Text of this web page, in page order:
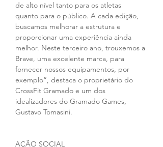
de alto nível tanto para os atletas
quanto para o público. A cada edição,
buscamos melhorar a estrutura e
proporcionar uma experiência ainda
melhor. Neste terceiro ano, trouxemos a
Brave, uma excelente marca, para
fornecer nossos equipamentos, por
exemplo”, destaca o proprietário do
CrossFit Gramado e um dos
idealizadores do Gramado Games,
Gustavo Tomasini.
AÇÃO SOCIAL